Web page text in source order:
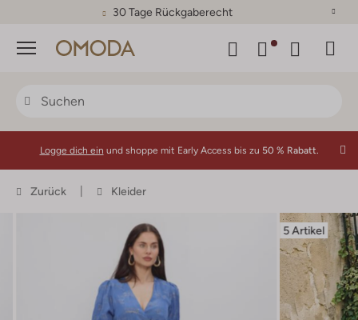
30 Tage Rückgaberecht
Menü
Logge dich ein und shoppe mit Early Access bis zu 50 % Rabatt.
Zurück Kleider
5 Artikel